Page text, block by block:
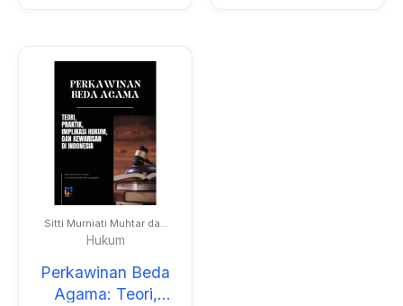
Sitti Murniati Muhtar dan
Cornelis Hendra
Watungadha
Hukum
Perkawinan Beda
Agama: Teori,